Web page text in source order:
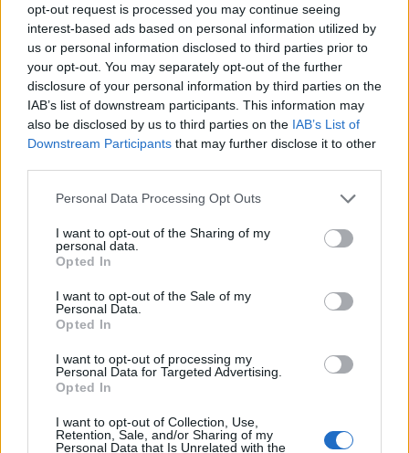
opt-out request is processed you may continue seeing
interest-based ads based on personal information utilized by
us or personal information disclosed to third parties prior to
your opt-out. You may separately opt-out of the further
disclosure of your personal information by third parties on the
IAB’s list of downstream participants. This information may
also be disclosed by us to third parties on the IAB’s List of
Downstream Participants that may further disclose it to other
Please note that this website/app uses one or more Google
not limited to your visit or usage behaviour. You may click to
grant or deny consent to Google and its third-party tags to
use your data for below specified purposes in below Google
consent section.
Personal Data Processing Opt Outs
I want to opt-out of the Sharing of my
personal data.
Opted In
I want to opt-out of the Sale of my
Personal Data.
Opted In
I want to opt-out of processing my
Personal Data for Targeted Advertising.
Opted In
I want to opt-out of Collection, Use,
Retention, Sale, and/or Sharing of my
Personal Data that Is Unrelated with the
Χάλκινο μετάλλιο η Ντρισμπιώτη με πανελλήνιο ρεκόρ στον
Ημιμαραθώνιο βάδην στην Πορτογαλία
17/05/2026 - 4:18μμ
Δένδιας για το drone στη Λευκάδα: «Ξέρουμε ποιοι είναι και τι
περιέχει» – Πολιτικό μήνυμα για άμυνα και νέες απειλές
9/05/2026 - 4:16μμ